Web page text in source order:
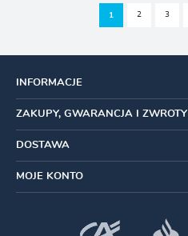
1 2 3
INFORMACJE
ZAKUPY, GWARANCJA I ZWROTY
DOSTAWA
MOJE KONTO